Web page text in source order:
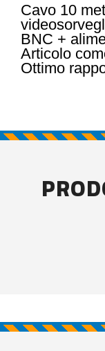
Cavo 10
BNC +
Articolo
Ottimo